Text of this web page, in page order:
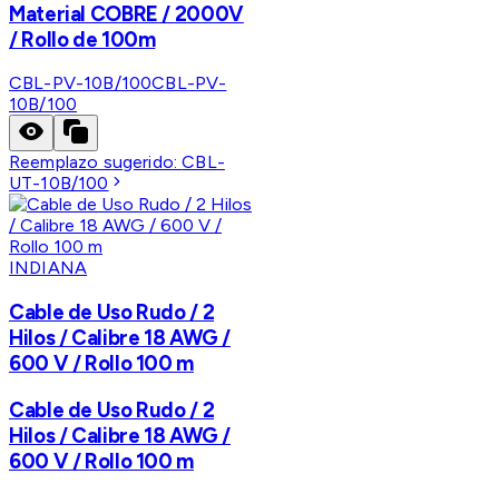
Material COBRE / 2000V
/ Rollo de 100m
CBL-PV-10B/100CBL-PV-
10B/100
Reemplazo sugerido:CBL-
UT-10B/100
INDIANA
Cable de Uso Rudo / 2
Hilos / Calibre 18 AWG /
600 V / Rollo 100 m
Cable de Uso Rudo / 2
Hilos / Calibre 18 AWG /
600 V / Rollo 100 m